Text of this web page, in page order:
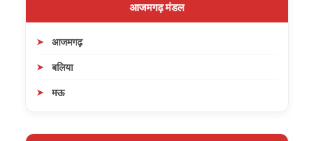
आजमगढ़ मंडल
आजमगढ़
बलिया
मऊ